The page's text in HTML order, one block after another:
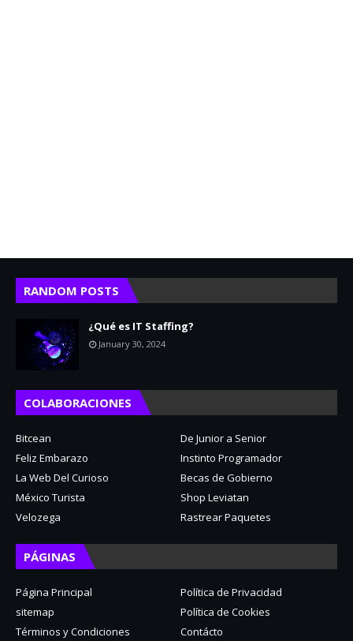
RANDOM POSTS
¿Qué es IT Staffing?
January 30, 2024
COLABORACIONES
Bitcean
De Junior a Senior
Feliz Embarazo
Instinto Programador
La Web Del Curioso
Becas de Gobierno
México Turista
Shop Leviatan
Velozega
Rastrear Paquetes
PÁGINAS
Página Principal
Política de Privacidad
sitemap
Política de Cookies
Términos y Condiciones
Contácto